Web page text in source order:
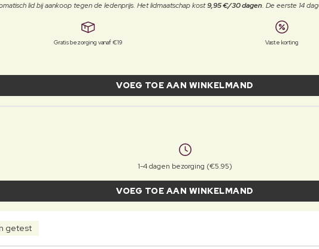
lid bij aankoop tegen de ledenprijs. Het lidmaatschap kost9,95 €/30 dagen. De eerste 14
Gratis bezorging vanaf €19 Vaste korting
VOEG TOE AAN WINKELMAND
1-4 dagen bezorging (€5.95)
VOEG TOE AAN WINKELMAND
getest